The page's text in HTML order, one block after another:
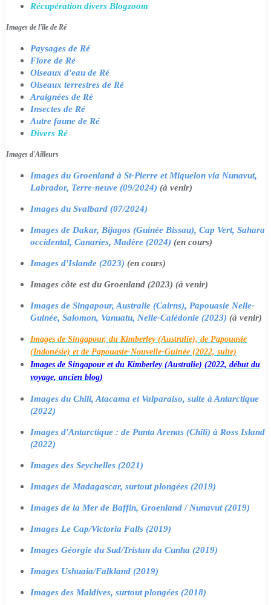
Récupération divers Blogzoom
Images de l'île de Ré
Paysages de Ré
Flore de Ré
Oiseaux d'eau de Ré
Oiseaux terrestres de Ré
Araignées de Ré
Insectes de Ré
Autre faune de Ré
Divers Ré
Images d'Ailleurs
Images du Groenland à St-Pierre et Miquelon via Nunavut,
Labrador, Terre-neuve (09/2024) (à venir)
Images du Svalbard (07/2024)
Images de Dakar, Bijagos (Guinée Bissau), Cap Vert, Sahara
occidental, Canaries, Madère (2024) (en cours)
Images d'Islande (2023) (en cours)
Images côte est du Groenland (2023) (à venir)
Images de Singapour, Australie (Cairns), Papouasie Nelle-
Guinée, Salomon, Vanuatu, Nelle-Calédonie (2023) (à venir)
Images de Singapour, du Kimberley (Australie), de Papouasie
(Indonésie) et de Papouasie-Nouvelle-Guinée (2022, suite)
Images de Singapour et du Kimberley (Australie) (2022, début du
voyage, ancien blog)
Images du Chili, Atacama et Valparaiso, suite à Antarctique
(2022)
Images d'Antarctique : de Punta Arenas (Chili) à Ross Island
(2022)
Images des Seychelles (2021)
Images de Madagascar, surtout plongées (2019)
Images de la Mer de Baffin, Groenland / Nunavut (2019)
Images Le Cap/Victoria Falls (2019)
Images Géorgie du Sud/Tristan da Cunha (2019)
Images Ushuaia/Falkland (2019)
Images des Maldives, surtout plongées (2018)